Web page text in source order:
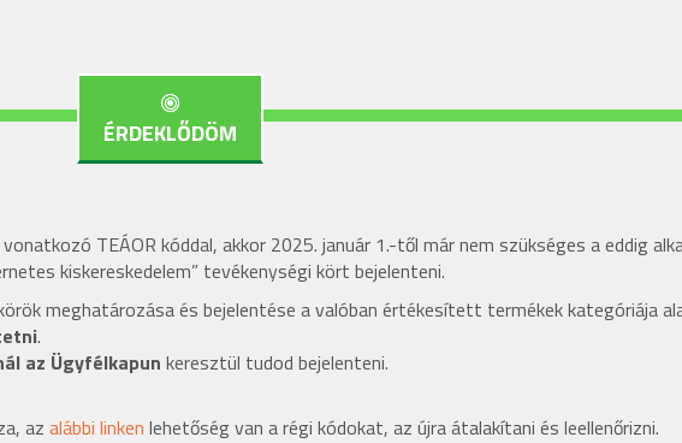
ÉRDEKLŐDÖM
TEÁOR kóddal, akkor 2025. január 1.-től már nem szükséges a eddig
kiskereskedelem” tevékenységi kört bejelenteni.
meghatározása és bejelentése a valóban értékesített termékek kategóriája
.
az Ügyfélkapun keresztül tudod bejelenteni.
az alábbi linken lehetőség van a régi kódokat, az újra átalakítani és leellenőrizni.